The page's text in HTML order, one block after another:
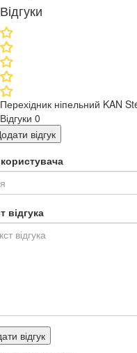
Відгуки
Перехідник ніпельний KAN
Відгуки 0
відгук
відгука
відгук